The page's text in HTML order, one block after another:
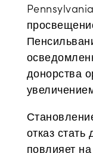
донорства
отказ
повлияет